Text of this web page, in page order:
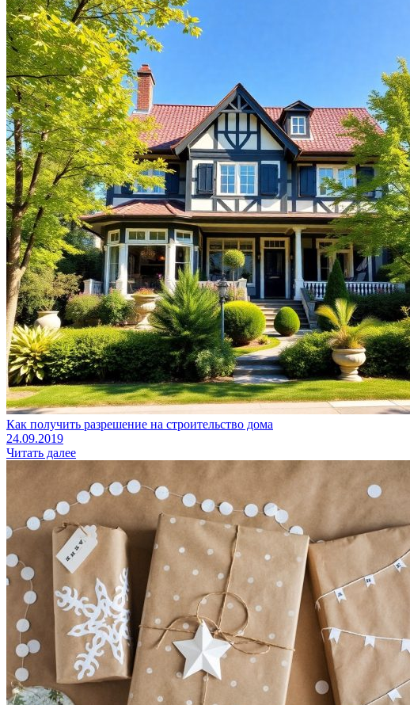
Как получить разрешение на строительство дома
24.09.2019
Читать далее